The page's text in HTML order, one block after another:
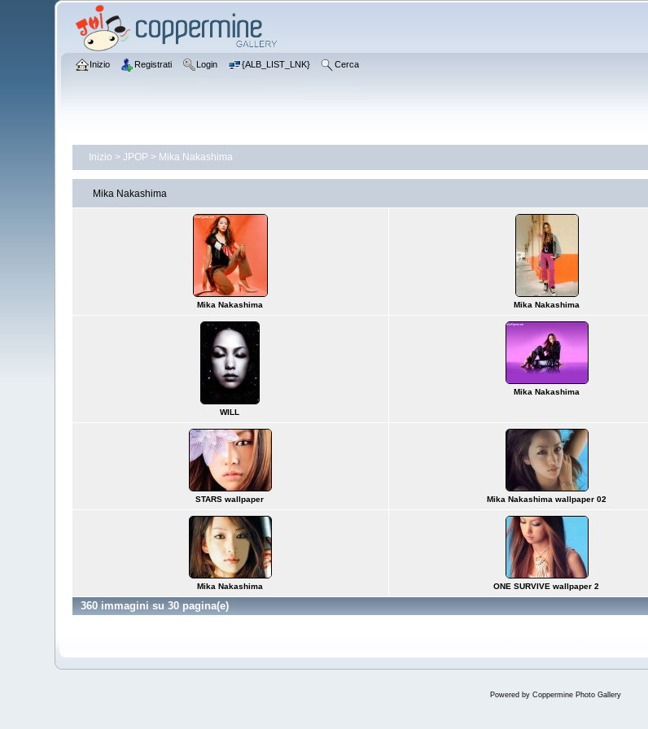
Inizio Registrati Login {ALB_LIST_LNK} Cerca
Inizio > JPOP > Mika Nakashima
Mika Nakashima
Mika Nakashima Mika Nakashima
WILL
Mika Nakashima
STARS wallpaper Mika Nakashima wallpaper 02
Mika Nakashima ONE SURVIVE wallpaper 2
360 immagini su 30 pagina(e)
Powered by Coppermine Photo Gallery